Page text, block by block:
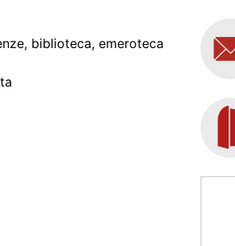
biblioteca, emeroteca